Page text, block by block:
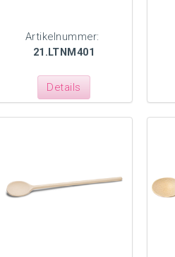
Artikelnummer:
21.LTNM401
Details